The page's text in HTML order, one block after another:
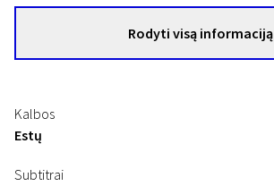
Rodyti visą informaciją
Kalbos
Estų
Subtitrai